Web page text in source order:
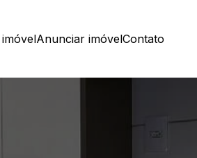
Anunciar imóvelContato